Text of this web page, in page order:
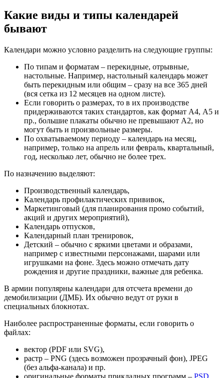
Какие виды и типы календарей
бывают
Календари можно условно разделить на следующие группы:
По типам и форматам – перекидные, отрывные,
настольные. Например, настольный календарь может
быть перекидным или общим – сразу на все 365 дней
(вся сетка из 12 месяцев на одном листе).
Если говорить о размерах, то в их производстве
придерживаются таких стандартов, как формат А4, А5 и
пр., большие плакаты обычно не превышают А2, но
могут быть и произвольные размеры.
По охватываемому периоду – календарь на месяц,
например, только на апрель или февраль, квартальный,
год, несколько лет, обычно не более трех.
По назначению выделяют:
Производственный календарь,
Календарь профилактических прививок,
Маркетинговый (для планирования промо событий,
акций и других мероприятий),
Календарь отпусков,
Календарный план тренировок,
Детский – обычно с яркими цветами и образами,
например с известными персонажами, шарами или
игрушками на фоне. Здесь можно отмечать дату
рождения и другие праздники, важные для ребенка.
В армии популярны календари для отсчета времени до
демобилизации (ДМБ). Их обычно ведут от руки в
специальных блокнотах.
Наиболее распространенные форматы, если говорить о
файлах:
вектор (PDF или SVG),
растр – PNG (здесь возможен прозрачный фон), JPEG
(без альфа-канала) и пр.
оригинальные форматы прикладных программ – PSD